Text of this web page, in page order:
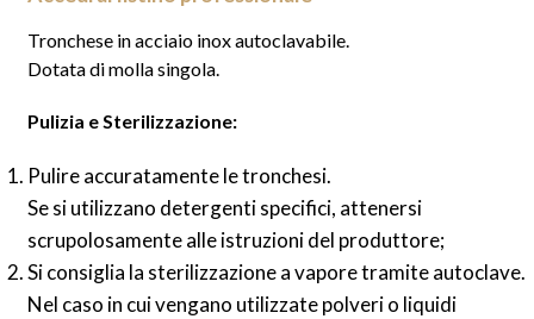
Tronchese in acciaio inox autoclavabile.
Dotata di molla singola.
Pulizia e Sterilizzazione:
Pulire accuratamente le tronchesi.
Se si utilizzano detergenti specifici, attenersi
scrupolosamente alle istruzioni del produttore;
Si consiglia la sterilizzazione a vapore tramite autoclave.
Nel caso in cui vengano utilizzate polveri o liquidi